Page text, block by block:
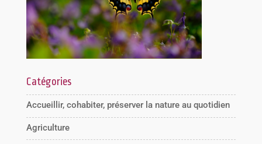
Catégories
Accueillir, cohabiter, préserver la nature au quotidien
Agriculture